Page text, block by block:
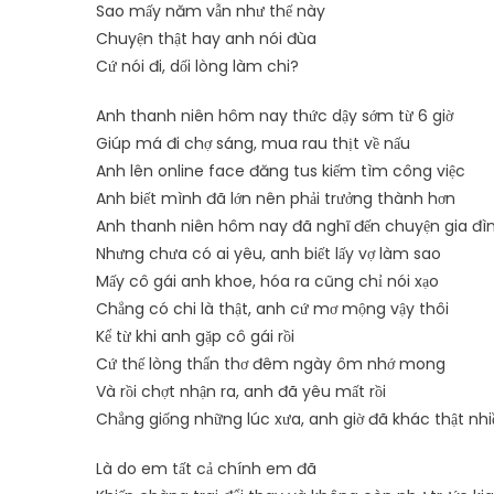
Sao mấy năm vẫn như thế này
Chuyện thật hay anh nói đùa
Cứ nói đi, dối lòng làm chi?
Anh thanh niên hôm nay thức dậy sớm từ 6 giờ
Giúp má đi chợ sáng, mua rau thịt về nấu
Anh lên online face đăng tus kiếm tìm công việc
Anh biết mình đã lớn nên phải trưởng thành hơn
Anh thanh niên hôm nay đã nghĩ đến chuyện gia
Nhưng chưa có ai yêu, anh biết lấy vợ làm sao
Mấy cô gái anh khoe, hóa ra cũng chỉ nói xạo
Chẳng có chi là thật, anh cứ mơ mộng vậy thôi
Kể từ khi anh gặp cô gái rồi
Cứ thế lòng thẩn thơ đêm ngày ôm nhớ mong
Và rồi chợt nhận ra, anh đã yêu mất rồi
Chẳng giống những lúc xưa, anh giờ đã khác thật
Là do em tất cả chính em đã